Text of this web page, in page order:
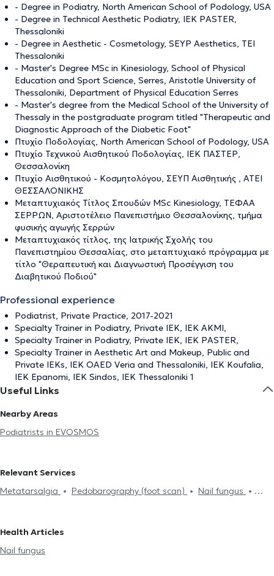
- Degree in Podiatry, North American School of Podology, USA
- Degree in Technical Aesthetic Podiatry, IEK PASTER,
Thessaloniki
- Degree in Aesthetic - Cosmetology, SEYP Aesthetics, TEI
Thessaloniki
- Master's Degree MSc in Kinesiology, School of Physical
Education and Sport Science, Serres, Aristotle University of
Thessaloniki, Department of Physical Education Serres
- Master's degree from the Medical School of the University of
Thessaly in the postgraduate program titled "Therapeutic and
Diagnostic Approach of the Diabetic Foot"
Πτυχίο Ποδολογίας, North American School of Podology, USA
Πτυχίο Τεχνικού Αισθητικού Ποδολογίας, ΙΕΚ ΠΑΣΤΕΡ,
Θεσσαλονίκη
Πτυχίο Αισθητικού - Κοσμητολόγου, ΣΕΥΠ Αισθητικής , ΑΤΕΙ
ΘΕΣΣΑΛΟΝΙΚΗΣ
Μεταπτυχιακός Τίτλος Σπουδών MSc Kinesiology, ΤΕΦΑΑ
ΣΕΡΡΩΝ, Αριστοτέλειο Πανεπιστήμιο Θεσσαλονίκης, τμήμα
φυσικής αγωγής Σερρών
Μεταπτυχιακός τίτλος, της Ιατρικής Σχολής του
Πανεπιστημίου Θεσσαλίας, στο μεταπτυχιακό πρόγραμμα με
τίτλο "Θεραπευτική και Διαγνωστική Προσέγγιση του
Διαβητικού Ποδιού"
Professional experience
Podiatrist, Private Practice, 2017-2021
Specialty Trainer in Podiatry, Private IEK, IEK AKMI,
Specialty Trainer in Podiatry, Private IEK, IEK PASTER,
Specialty Trainer in Aesthetic Art and Makeup, Public and
Private IEKs, IEK OAED Veria and Thessaloniki, IEK Koufalia,
IEK Epanomi, IEK Sindos, IEK Thessaloniki 1
Useful Links
Nearby Areas
Podiatrists in EVOSMOS
Relevant Services
Metatarsalgia
Pedobarography (foot scan)
Nail fungus
Health Articles
Nail fungus